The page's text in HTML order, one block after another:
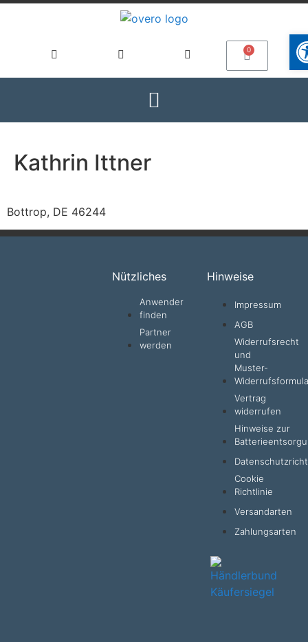
Kathrin Ittner
Bottrop, DE 46244
Nützliches
Anwender
finden
Partner
werden
Hinweise
Impressum
AGB
Widerrufsrecht
und
Muster-
Vertrag
widerrufen
Hinweise zur
Cookie
Richtlinie
Versandarten
Zahlungsarten